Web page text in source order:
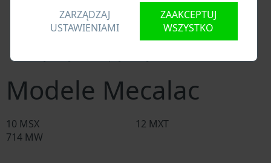
ZARZĄDZAJ
USTAWIENIAMI
ZAAKCEPTUJ
WSZYSTKO
Krajowe bazy danych pojazdów
Policyjne bazy danych
Bazy danych firm ubezpieczeniowych
Modele Mecalac
10 MSX
12 MXT
714 MW